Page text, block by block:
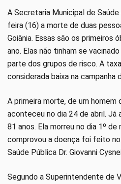
A Secretaria Municipal de
feira (16) a morte de duas
Goiânia. Essas são os primeiros
ano. Elas não tinham se
parte dos grupos de risco. A
considerada baixa na campanha
A primeira morte, de um homem
aconteceu no dia 24 de abril. Já
81 anos. Ela morreu no dia 1º de
comprovou a doença foi feito
Saúde Pública Dr. Giovanni
Segundo a Superintendente de